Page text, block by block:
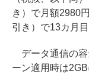
き）で月額2980
引き）で13カ月
データ通信の容
ーン適用時は2GB